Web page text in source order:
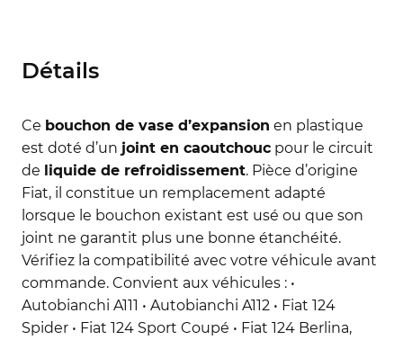
Détails
Ce bouchon de vase d’expansion en plastique
est doté d’un joint en caoutchouc pour le circuit
de liquide de refroidissement. Pièce d’origine
Fiat, il constitue un remplacement adapté
lorsque le bouchon existant est usé ou que son
joint ne garantit plus une bonne étanchéité.
Vérifiez la compatibilité avec votre véhicule avant
commande. Convient aux véhicules : •
Autobianchi A111 • Autobianchi A112 • Fiat 124
Spider • Fiat 124 Sport Coupé • Fiat 124 Berlina,